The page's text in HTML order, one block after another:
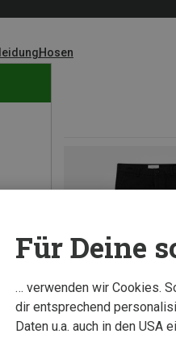
Hosen
Für Deine
… verwenden wir Cookies.
dir entsprechend
Daten u.a. auch in den USA